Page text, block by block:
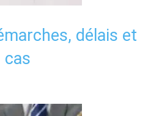
délais et
cas